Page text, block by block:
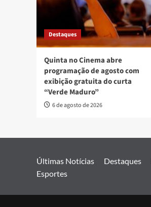
Destaques
Quinta no Cinema abre
programação de agosto com
exibição gratuita do curta
“Verde Maduro”
6 de agosto de 2026
Últimas Notícias Destaques
Esportes